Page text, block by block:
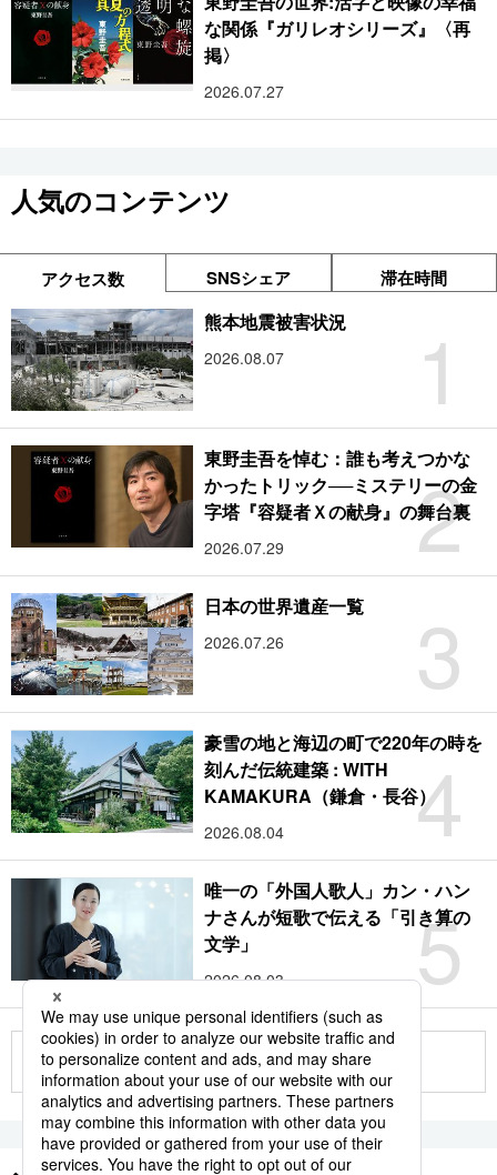
な関係『ガリレオシリーズ』〈再
掲〉
2026.07.27
人気のコンテンツ
アクセス数 SNSシェア 滞在時間
1
熊本地震被害状況
2026.08.07
2
東野圭吾を悼む：誰も考えつかな
かったトリック──ミステリーの金
字塔『容疑者Ｘの献身』の舞台裏
2026.07.29
3
日本の世界遺産一覧
2026.07.26
4
豪雪の地と海辺の町で220年の時を
刻んだ伝統建築 : WITH
KAMAKURA（鎌倉・長谷）
2026.08.04
5
唯一の「外国人歌人」カン・ハン
ナさんが短歌で伝える「引き算の
文学」
2026.08.03
もっと見る